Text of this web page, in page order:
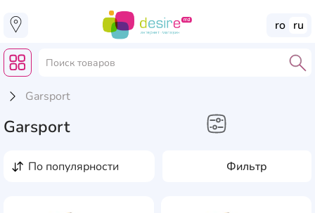
ro ru
Garsport
Garsport
Фильтр
по популярности